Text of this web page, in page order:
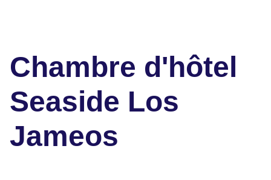
Chambre d'hôtel
Seaside Los
Jameos